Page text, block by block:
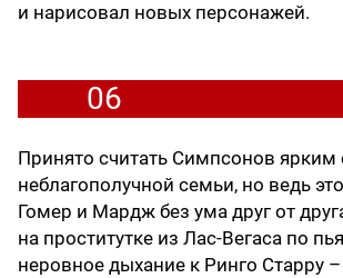
и нарисовал новых персонажей.
06
Принято считать Симпсонов ярким
неблагополучной семьи, но ведь
Гомер и Мардж без ума друг от
на проститутке из Лас-Вегаса по
неровное дыхание к Ринго Старру –